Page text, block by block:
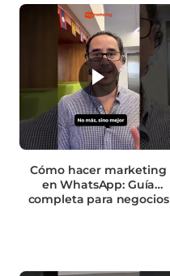
Cómo hacer marketing
en WhatsApp: Guía
completa para negocios